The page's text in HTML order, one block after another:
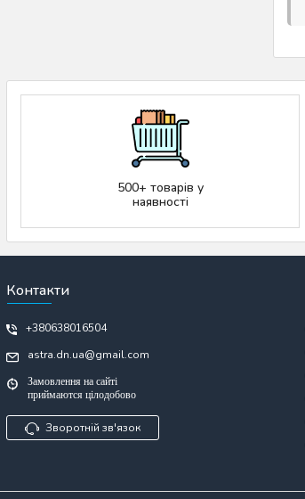
500+ товарів у
наявності
Контакти
+380638016504
astra.dn.ua@gmail.com
Замовлення на сайті
приймаются цілодобово
Зворотній зв'язок